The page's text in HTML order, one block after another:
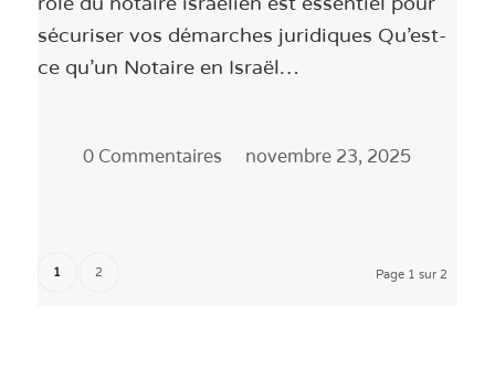
sécuriser vos démarches juridiques Qu'est-
ce qu'un Notaire en Israël…
0 Commentaires
/ novembre 23, 2025
Page 1 sur 2
1 2